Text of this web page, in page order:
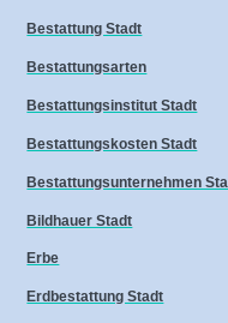
Bestattung Stadt
Bestattungsarten
Bestattungsinstitut Stadt
Bestattungskosten Stadt
Bestattungsunternehmen
Bildhauer Stadt
Erbe
Erdbestattung Stadt